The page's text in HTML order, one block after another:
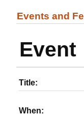
Events and
Event
Title:
When: